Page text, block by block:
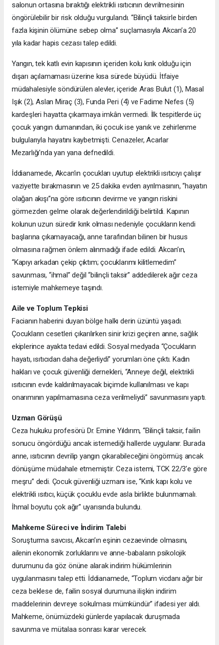
salonun ortasına bıraktığı elektrikli ısıtıcının devrilmesinin
öngörülebilir bir risk olduğu vurgulandı. “Bilinçli taksirle birden
fazla kişinin ölümüne sebep olma” suçlamasıyla Akcan’a 20
yıla kadar hapis cezası talep edildi.
Yangın, tek katlı evin kapısının içeriden kolu kırık olduğu için
dışarı açılamaması üzerine kısa sürede büyüdü. İtfaiye
müdahalesiyle söndürülen alevler, içeride Aras Bulut (1), Masal
Işık (2), Aslan Miraç (3), Funda Peri (4) ve Fadime Nefes (5)
kardeşleri hayatta çıkarmaya imkân vermedi. İlk tespitlerde üç
çocuk yangın dumanından, iki çocuk ise yanık ve zehirlenme
bulgularıyla hayatını kaybetmişti. Cenazeler, Acarlar
Mezarlığı’nda yan yana defnedildi.
İddianamede, Akcan’ın çocukları uyutup elektrikli ısıtıcıyı çalışır
vaziyette bırakmasının ve 25 dakika evden ayrılmasının, “hayatın
olağan akışı”na göre ısıtıcının devirme ve yangın riskini
görmezden gelme olarak değerlendirildiği belirtildi. Kapının
kolunun uzun süredir kırık olması nedeniyle çocukların kendi
başlarına çıkamayacağı, anne tarafından bilinen bir husus
olmasına rağmen önlem alınmadığı ifade edildi. Akcan’ın,
“Kapıyı arkadan çekip çıktım; çocuklarımı kilitlemedim”
savunması, “ihmal” değil “bilinçli taksir” addedilerek ağır ceza
istemiyle mahkemeye taşındı.
Aile ve Toplum Tepkisi
Facianın haberini duyan bölge halkı derin üzüntü yaşadı.
Çocukların cesetleri çıkarılırken sinir krizi geçiren anne, sağlık
ekiplerince ayakta tedavi edildi. Sosyal medyada “Çocukların
hayatı, ısıtıcıdan daha değerliydi” yorumları öne çıktı. Kadın
hakları ve çocuk güvenliği dernekleri, “Anneye değil, elektrikli
ısıtıcının evde kaldırılmayacak biçimde kullanılması ve kapı
onarımının yapılmamasına ceza verilmeliydi” savunmasını yaptı.
Uzman Görüşü
Ceza hukuku profesörü Dr. Emine Yıldırım, “Bilinçli taksir, failin
sonucu öngördüğü ancak istemediği hallerde uygulanır. Burada
anne, ısıtıcının devrilip yangın çıkarabileceğini öngörmüş ancak
dönüşüme müdahale etmemiştir. Ceza istemi, TCK 22/3’e göre
meşru” dedi. Çocuk güvenliği uzmanı ise, “Kırık kapı kolu ve
elektrikli ısıtıcı, küçük çocuklu evde asla birlikte bulunmamalı.
İhmal boyutu çok ağır” uyarısında bulundu.
Mahkeme Süreci ve İndirim Talebi
Soruşturma savcısı, Akcan’ın eşinin cezaevinde olmasını,
ailenin ekonomik zorluklarını ve anne-babaların psikolojik
durumunu da göz önüne alarak indirim hükümlerinin
uygulanmasını talep etti. İddianamede, “Toplum vicdanı ağır bir
ceza beklese de, failin sosyal durumuna ilişkin indirim
maddelerinin devreye sokulması mümkündür” ifadesi yer aldı.
Mahkeme, önümüzdeki günlerde yapılacak duruşmada
savunma ve mütalaa sonrası karar verecek.